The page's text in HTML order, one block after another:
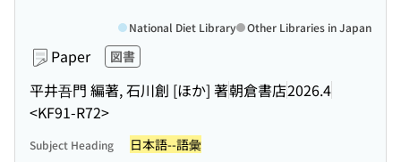
Paper 図書
平井吾門 編著, 石川創 [ほか] 著朝倉書店2026.4
<KF91-R72>
National Diet Library Other Libraries in Japan
Subject Heading 日本語--語彙